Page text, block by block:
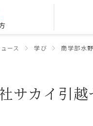
ース 学び 商学部水
サカイ引